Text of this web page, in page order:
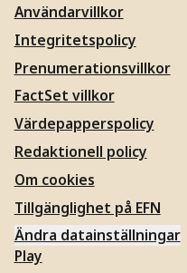
Användarvillkor
Integritetspolicy
Prenumerationsvillkor
FactSet villkor
Värdepapperspolicy
Redaktionell policy
Om cookies
Tillgänglighet på EFN
Ändra datainställningar
Play